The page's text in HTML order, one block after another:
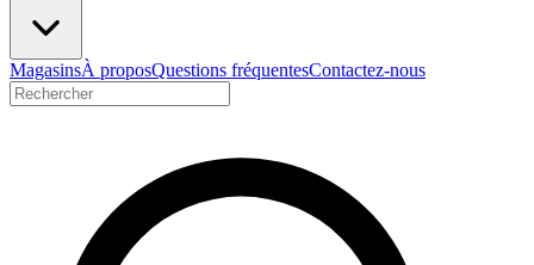
MagasinsÀ proposQuestions fréquentesContactez-nous